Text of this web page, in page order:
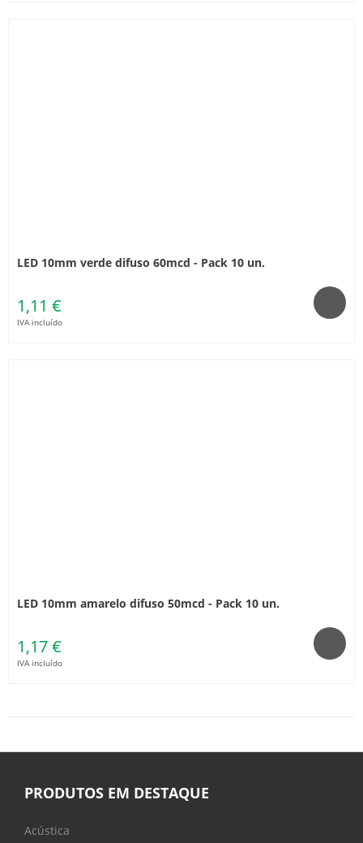
LED 10mm verde difuso 60mcd - Pack 10 un.
1,11 €
IVA incluído
LED 10mm amarelo difuso 50mcd - Pack 10 un.
1,17 €
IVA incluído
PRODUTOS EM DESTAQUE
Acústica